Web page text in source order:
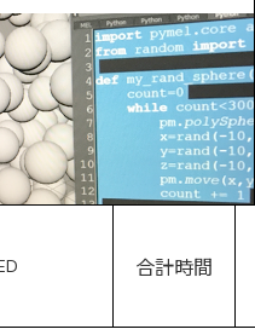
合計時間